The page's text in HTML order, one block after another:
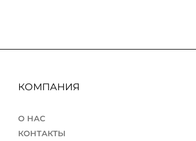
КОМПАНИЯ
О НАС
КОНТАКТЫ